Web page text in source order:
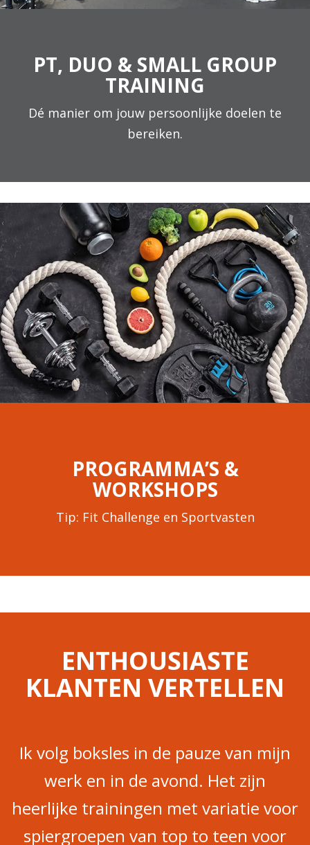
PT, DUO & SMALL GROUP
TRAINING
Dé manier om jouw persoonlijke doelen te
bereiken.
PROGRAMMA’S &
WORKSHOPS
Tip: Fit Challenge en Sportvasten
ENTHOUSIASTE
KLANTEN VERTELLEN
Ik volg boksles in de pauze van mijn
werk en in de avond. Het zijn
heerlijke trainingen met variatie voor
spiergroepen van top to teen voor